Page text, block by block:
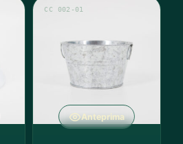
Anteprima
CC 002-01